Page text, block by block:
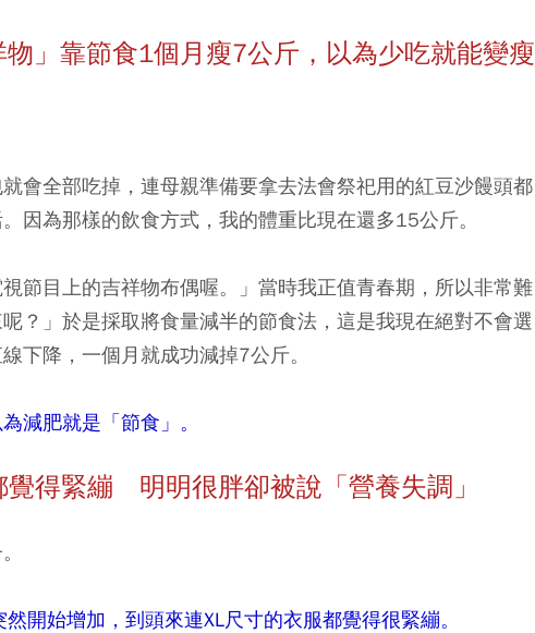
」靠節食1個月瘦7公斤，以為少吃就能變瘦
會全部吃掉，連母親準備要拿去法會祭祀用的紅豆沙饅頭都
為那樣的飲食方式，我的體重比現在還多15公斤。
節目上的吉祥物布偶喔。」當時我正值青春期，所以非常難
？」於是採取將食量減半的節食法，這是我現在絕對不會選
下降，一個月就成功減掉7公斤。
減肥就是「節食」。
覺得緊繃 明明很胖卻被說「營養失調」
開始增加，到頭來連XL尺寸的衣服都覺得很緊繃。